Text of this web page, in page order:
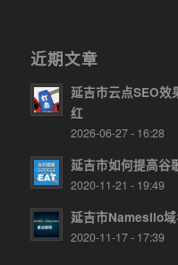
近期文章
延吉市云点SEO效
红
2026-06-27 - 16:28
延吉市如何提高谷
2020-11-21 - 19:49
延吉市Namesilo
2020-11-17 - 17:39